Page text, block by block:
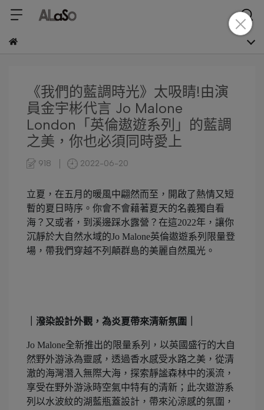
《我們的藍調時光》太吸睛!由演
員金宇彬代言 Jo Malone
London「英倫遨遊系列」的藍調
之美，你也必須同時愛上
918 2022-06-20
立夏，在五月的暖風中翩然而至，開啟了熱情又短
暫的夏日時序。你會不會藉著夏天的名義獨自看
海？又或者，到溪邊踩水露營？在這2022年，讓你
沉靜於大自然水域的Jo Malone英倫遨遊系列限量登
場，帶我們穿越不列顛群島的美麗自然風光。
｜潑染設計外觀，為炎夏帶來清新氛圍｜
Jo Malone全新推出的限量系列，以英國盛行的大自
然野外游泳為靈感，透過香水感受水路之美，從清
澈的海灣潛入無際大海，探索靜謐森林中的溪流，
享受在野外游泳時空氣中特有的清新；此次遨游系
列以水波紋的湖藍瓶蓋設計，帶來沁涼感的氛圍，